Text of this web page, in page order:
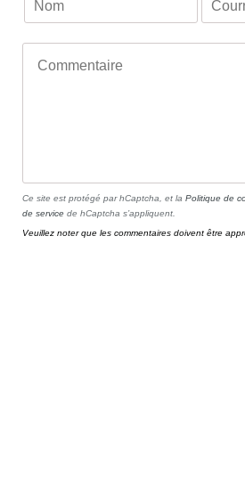
Ce site est protégé par hCaptcha, et la Politique de
de service de hCaptcha s’appliquent.
Veuillez noter que les commentaires doivent être